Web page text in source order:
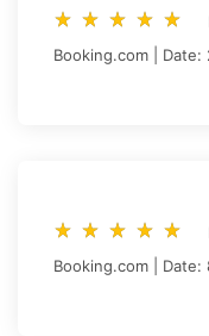
star_rate star_rate star_rate star_rate star_rate
star_rate star_rate star_rate star_rate star_rate
Booking.com | Date:
star_rate star_rate star_rate star_rate star_rate
star_rate star_rate star_rate star_rate star_rate
Booking.com | Date: